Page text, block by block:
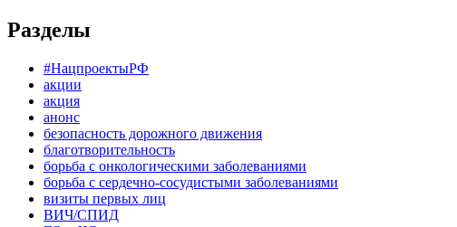
Разделы
#НацпроектыРФ
акции
акция
анонс
безопасность дорожного движения
благотворительность
борьба с онкологическими заболеваниями
борьба с сердечно-сосудистыми заболеваниями
визиты первых лиц
ВИЧ/СПИД